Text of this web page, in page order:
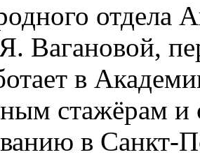
отдела
Вагановой,
в
стажёрам и
в Санкт-